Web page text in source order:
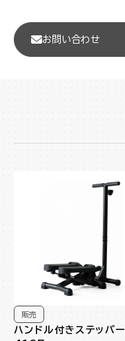
お問い合わせ
販売
ハンドル付きステッパー